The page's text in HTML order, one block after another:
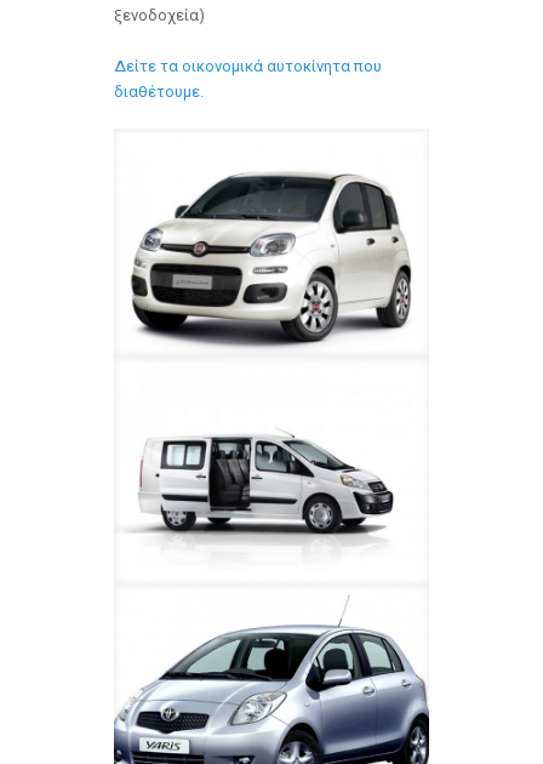
ξενοδοχεία)
Δείτε τα οικονομικά αυτοκίνητα που
διαθέτουμε.